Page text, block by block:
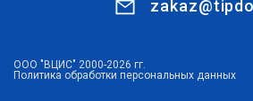
ООО "ВЦИС" 2000-2026 гг.
Политика обработки персональных данных